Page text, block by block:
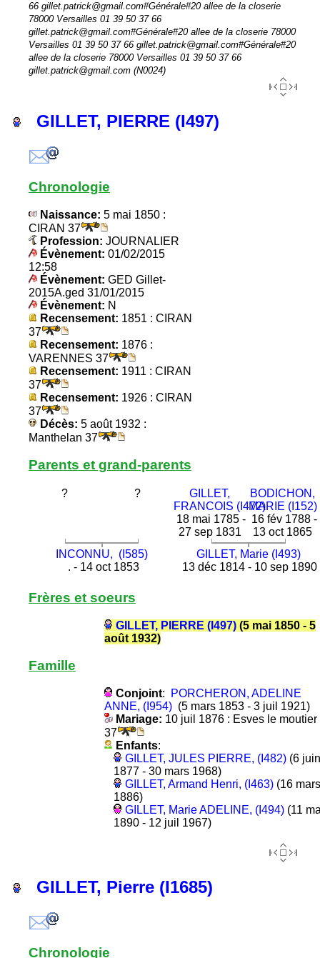
66 gillet.patrick@gmail.com#Générale#20 allee de la closerie
78000 Versailles 01 39 50 37 66
gillet.patrick@gmail.com#Générale#20 allee de la closerie 78000
Versailles 01 39 50 37 66 gillet.patrick@gmail.com#Générale#20
allee de la closerie 78000 Versailles 01 39 50 37 66
gillet.patrick@gmail.com (N0024)
GILLET, PIERRE (I497)
Chronologie
Naissance: 5 mai 1850 :
CIRAN 37
Profession: JOURNALIER
Évènement: 01/02/2015
12:58
Évènement: GED Gillet-
2015A.ged 31/01/2015
Évènement: N
Recensement: 1851 : CIRAN
37
Recensement: 1876 :
VARENNES 37
Recensement: 1911 : CIRAN
37
Recensement: 1926 : CIRAN
37
Décès: 5 août 1932 :
Manthelan 37
Parents et grand-parents
? ?
GILLET,
FRANCOIS (I472)
18 mai 1785 -
27 sep 1831
BODICHON,
MARIE (I152)
16 fév 1788 -
13 oct 1865
INCONNU, (I585)
. - 14 oct 1853
GILLET, Marie (I493)
13 déc 1814 - 10 sep 1890
Frères et soeurs
GILLET, PIERRE (I497)(5 mai 1850 - 5
août 1932)
Famille
Conjoint:
PORCHERON, ADELINE
ANNE, (I954)(5 mars 1853 - 3 juil 1921)
Mariage: 10 juil 1876 : Esves le moutier
37
Enfants:
GILLET, JULES PIERRE, (I482)(6 juin
1877 - 30 mars 1968)
GILLET, Armand Henri, (I463)(16 mars
1886)
GILLET, Marie ADELINE, (I494)(11
1890 - 12 juil 1967)
GILLET, Pierre (I1685)
Chronologie